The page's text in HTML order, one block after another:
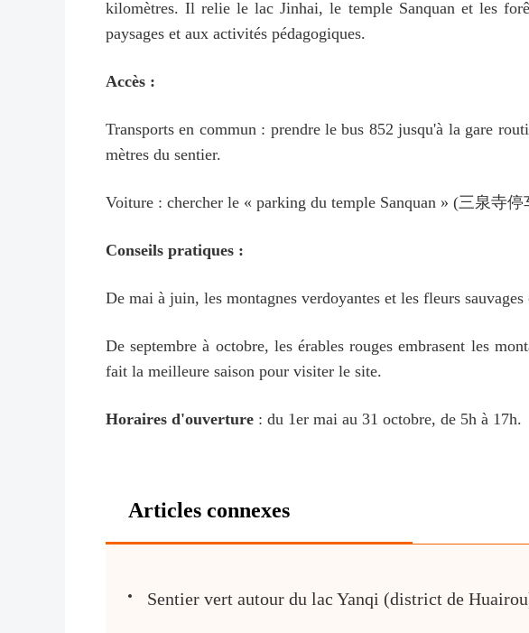
kilomètres. Il relie le lac Jinhai, le temple Sanquan et les
paysages et aux activités pédagogiques.
Accès :
Transports en commun : prendre le bus 852 jusqu'à la gare
mètres du sentier.
Voiture : chercher le « parking du temple Sanquan » (三泉寺停
Conseils pratiques :
De mai à juin, les montagnes verdoyantes et les fleurs
De septembre à octobre, les érables rouges embrasent les
fait la meilleure saison pour visiter le site.
Horaires d'ouverture : du 1er mai au 31 octobre, de 5h à 17h.
Articles connexes
Sentier vert autour du lac Yanqi (district de